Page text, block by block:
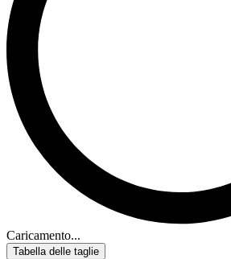
Caricamento...
Tabella delle taglie